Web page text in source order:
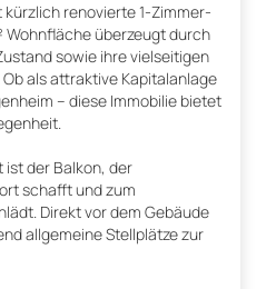
renovierte 1-Zimmer-
Wohnfläche überzeugt durch
sowie ihre vielseitigen
als attraktive Kapitalanlage
– diese Immobilie bietet
ist der Balkon, der
schafft und zum
Direkt vor dem Gebäude
allgemeine Stellplätze zur